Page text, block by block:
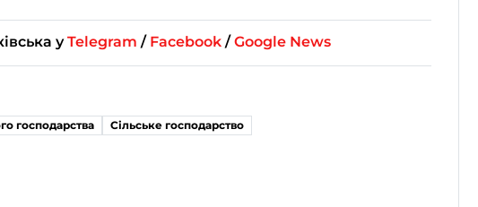
уTelegram / Facebook /Google News
господарства
Сільське господарство